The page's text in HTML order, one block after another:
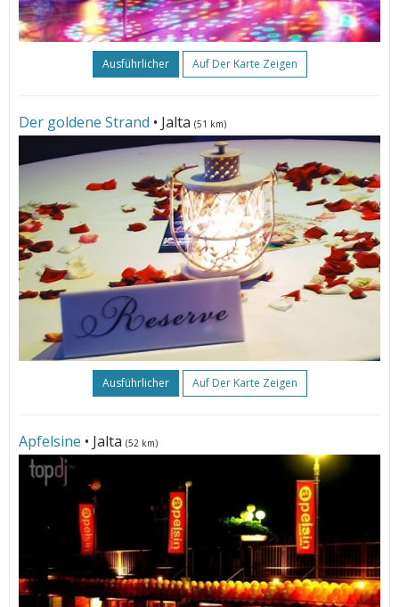
Ausführlicher Auf Der Karte Zeigen
Der goldene Strand • Jalta (51 km)
Ausführlicher Auf Der Karte Zeigen
Apfelsine • Jalta (52 km)